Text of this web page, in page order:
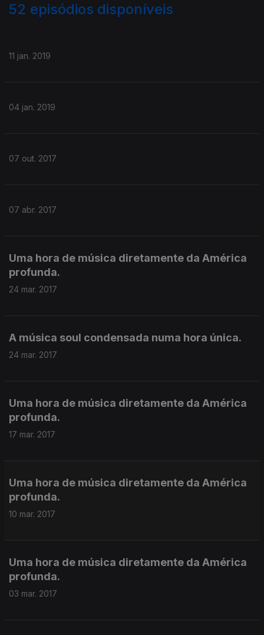
52 episódios disponíveis
11 jan. 2019
04 jan. 2019
07 out. 2017
07 abr. 2017
Uma hora de música diretamente da América
profunda.
24 mar. 2017
A música soul condensada numa hora única.
24 mar. 2017
Uma hora de música diretamente da América
profunda.
17 mar. 2017
Uma hora de música diretamente da América
profunda.
10 mar. 2017
Uma hora de música diretamente da América
profunda.
03 mar. 2017